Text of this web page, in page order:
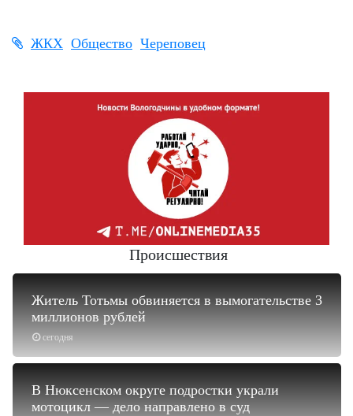
ЖКХ Общество Череповец
Происшествия
сегодня
Житель Тотьмы обвиняется в вымогательстве 3
миллионов рублей
В Нюксенском округе подростки украли
мотоцикл — дело направлено в суд